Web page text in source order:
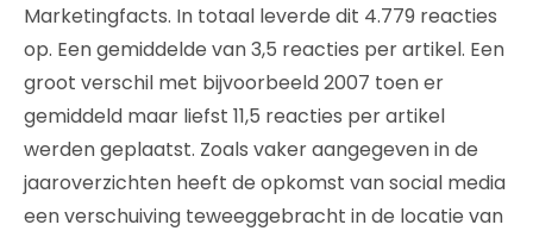
Marketingfacts. In totaal leverde dit 4.779 reacties
op. Een gemiddelde van 3,5 reacties per artikel. Een
groot verschil met bijvoorbeeld 2007 toen er
gemiddeld maar liefst 11,5 reacties per artikel
werden geplaatst. Zoals vaker aangegeven in de
jaaroverzichten heeft de opkomst van social media
een verschuiving teweeggebracht in de locatie van